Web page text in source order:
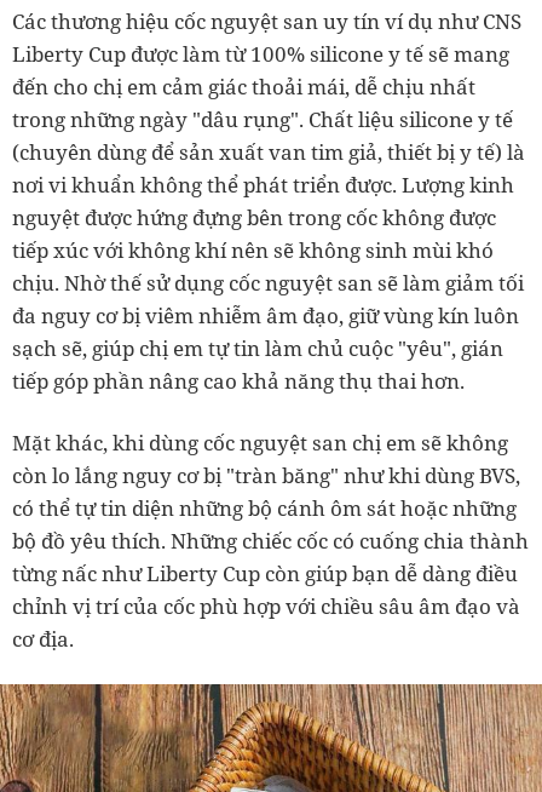
Các thương hiệu cốc nguyệt san uy tín ví dụ như CNS
Liberty Cup được làm từ 100% silicone y tế sẽ mang
đến cho chị em cảm giác thoải mái, dễ chịu nhất
trong những ngày "dâu rụng". Chất liệu silicone y tế
(chuyên dùng để sản xuất van tim giả, thiết bị y tế) là
nơi vi khuẩn không thể phát triển được. Lượng kinh
nguyệt được hứng đựng bên trong cốc không được
tiếp xúc với không khí nên sẽ không sinh mùi khó
chịu. Nhờ thế sử dụng cốc nguyệt san sẽ làm giảm tối
đa nguy cơ bị viêm nhiễm âm đạo, giữ vùng kín luôn
sạch sẽ, giúp chị em tự tin làm chủ cuộc "yêu", gián
tiếp góp phần nâng cao khả năng thụ thai hơn.
Mặt khác, khi dùng cốc nguyệt san chị em sẽ không
còn lo lắng nguy cơ bị "tràn băng" như khi dùng BVS,
có thể tự tin diện những bộ cánh ôm sát hoặc những
bộ đồ yêu thích. Những chiếc cốc có cuống chia thành
từng nấc như Liberty Cup còn giúp bạn dễ dàng điều
chỉnh vị trí của cốc phù hợp với chiều sâu âm đạo và
cơ địa.